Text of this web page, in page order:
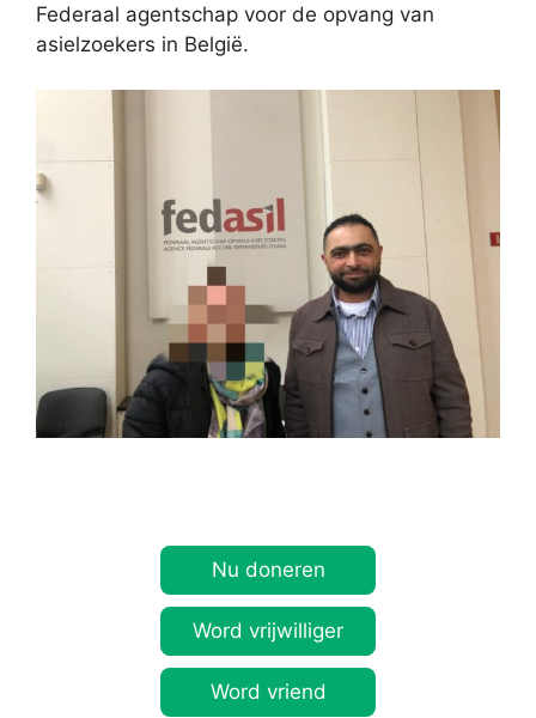
Federaal agentschap voor de opvang van
asielzoekers in België.
Nu doneren
Word vrijwilliger
Word vriend